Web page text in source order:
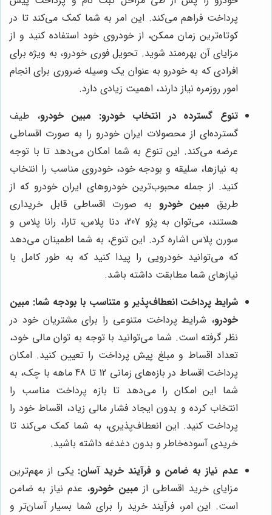
پرداخت فراهم می‌کند. این امر به شما کمک می‌کند تا در
کوتاه‌ترین زمان ممکن، از خودروی خود استفاده کنید و از
مزایای آن بهره‌مند شوید. تحویل فوری خودرو، به ویژه برای
افرادی که به خودرو به عنوان یک وسیله ضروری برای انجام
امور روزمره نیاز دارند، اهمیت زیادی دارد.
تنوع گسترده در انتخاب خودرو: مبین خودرو، طیف
گسترده‌ای از محصولات ایران خودرو را به صورت اقساطی
عرضه می‌کند. این تنوع به شما امکان می‌دهد تا با توجه
به نیازها، سلیقه و بودجه خود، خودروی مناسب را انتخاب
کنید. از جمله محبوب‌ترین خودروهای ایران خودرو که از
طریق مبین خودرو به صورت اقساطی قابل خریداری
هستند، می‌توان به پژو 207، دنا پلاس، تارا، رانا پلاس و
سورن پلاس اشاره کرد. این تنوع، به شما اطمینان می‌دهد
که می‌توانید خودرویی را پیدا کنید که به طور کامل با
نیازهای شما مطابقت داشته باشد.
شرایط پرداخت انعطاف‌پذیر و متناسب با بودجه شما: مبین
خودرو، شرایط پرداخت متنوعی را برای مشتریان خود در
نظر گرفته است. شما می‌توانید با توجه به توان مالی خود،
تعداد اقساط و مبلغ پیش پرداخت را تعیین کنید. امکان
پرداخت اقساط در بازه‌های زمانی 12 تا 48 ماهه با چک، به
شما این امکان را می‌دهد تا بازه پرداخت مناسب را
انتخاب کرده و بدون ایجاد فشار مالی زیاد، اقساط خود را
پرداخت کنید. این انعطاف‌پذیری، به شما کمک می‌کند تا
خریدی آسوده‌خاطر و بدون دغدغه داشته باشید.
عدم نیاز به ضامن و فرآیند خرید آسان: یکی از مهم‌ترین
مزایای خرید اقساطی از مبین خودرو، عدم نیاز به ضامن
است. این امر، فرآیند خرید را برای شما بسیار آسان‌تر و